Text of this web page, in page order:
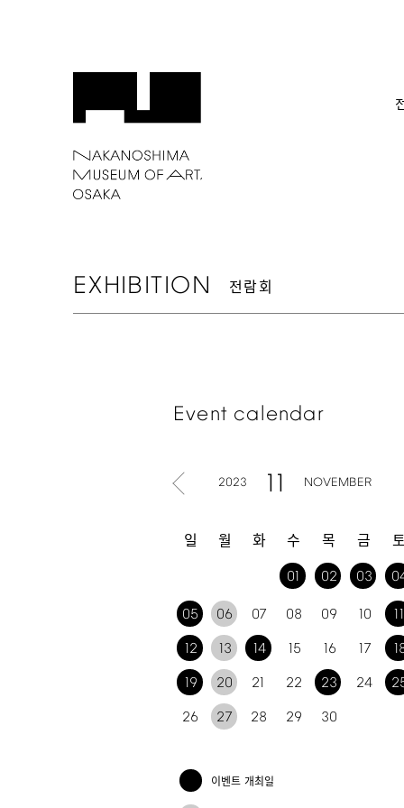
EXHIBITION 전람회
Event calendar
2023 11 NOVEMBER
일 월 화 수 목 금 토
01 02 03
05 06 07 08 09 10 11
12 13 14 15 16 17
19 20 21 22 23 24
26 27 28 29 30
이벤트 개최일